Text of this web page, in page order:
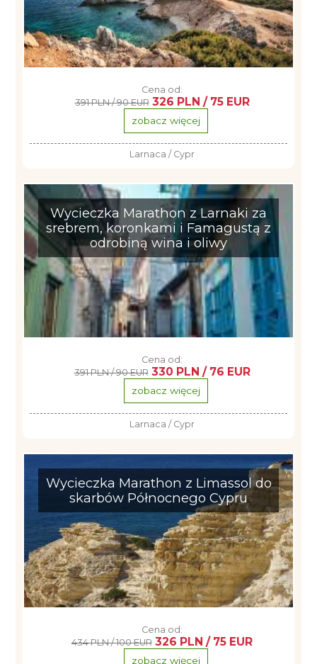
Cena od:
391 PLN / 90 EUR 326 PLN / 75 EUR
zobacz więcej
Larnaca / Cypr
Wycieczka Marathon z Larnaki za
srebrem, koronkami i Famagustą z
odrobiną wina i oliwy
Cena od:
391 PLN / 90 EUR 330 PLN / 76 EUR
zobacz więcej
Larnaca / Cypr
Wycieczka Marathon z Limassol do
skarbów Północnego Cypru
Cena od:
434 PLN / 100 EUR 326 PLN / 75 EUR
zobacz więcej